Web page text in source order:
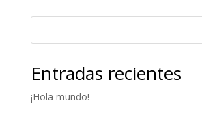
Entradas recientes
¡Hola mundo!